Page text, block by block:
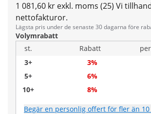
1 081,60 kr exkl. moms (25) Vi
nettofakturor.
Lägsta pris under de senaste 30 dagarna före
Volymrabatt
st.
Rabatt
3+
3%
5+
6%
10+
8%
Begär en personlig offert för fler än